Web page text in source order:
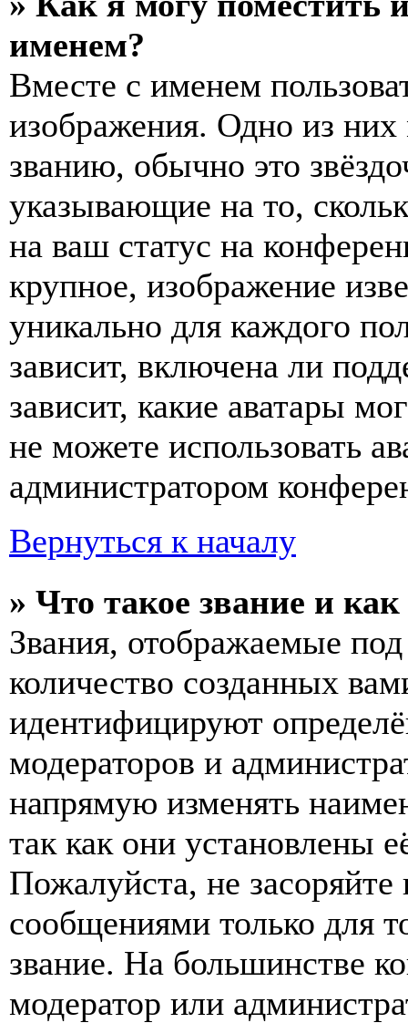
именем?
Вместе с именем
изображения. Одно из
званию, обычно это
указывающие на то,
на ваш статус на
крупное, изображение
уникально для каждого
зависит, включена ли
зависит, какие аватары
не можете использовать
администратором
Вернуться к началу
» Что такое звание и
Звания, отображаемые
количество созданных
идентифицируют
модераторов и
напрямую изменять
так как они установлены
Пожалуйста, не
сообщениями только для
звание. На большинстве
модератор или